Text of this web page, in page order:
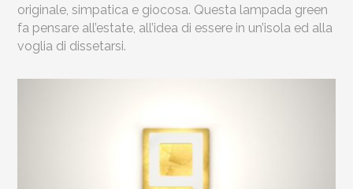
originale, simpatica e giocosa. Questa lampada green
fa pensare all’estate, all’idea di essere in un’isola ed alla
voglia di dissetarsi.